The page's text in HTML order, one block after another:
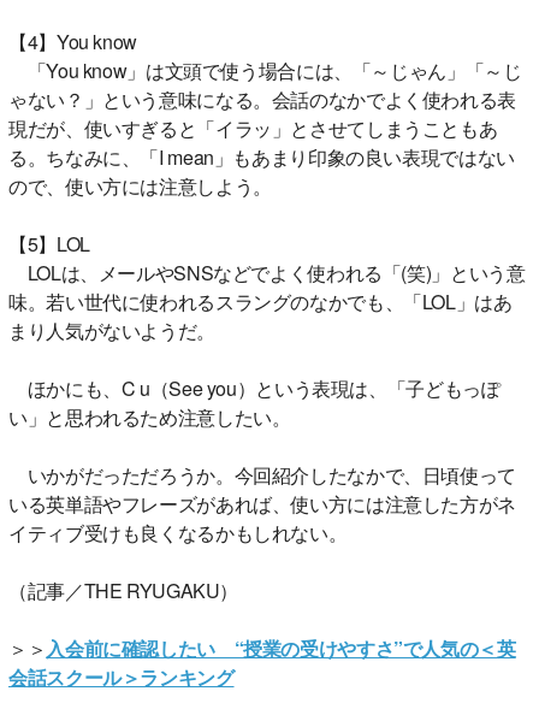
【4】You know
「You know」は文頭で使う場合には、「～じゃん」「～じ
ゃない？」という意味になる。会話のなかでよく使われる表
現だが、使いすぎると「イラッ」とさせてしまうこともあ
る。ちなみに、「I mean」もあまり印象の良い表現ではない
ので、使い方には注意しよう。
【5】LOL
LOLは、メールやSNSなどでよく使われる「(笑)」という意
味。若い世代に使われるスラングのなかでも、「LOL」はあ
まり人気がないようだ。
ほかにも、C u（See you）という表現は、「子どもっぽ
い」と思われるため注意したい。
いかがだっただろうか。今回紹介したなかで、日頃使って
いる英単語やフレーズがあれば、使い方には注意した方がネ
イティブ受けも良くなるかもしれない。
（記事／THE RYUGAKU）
＞＞ 入会前に確認したい “授業の受けやすさ”で人気の＜英
会話スクール＞ランキング